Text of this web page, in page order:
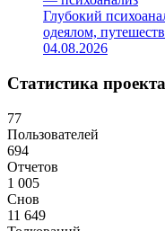
Глубокий
одеялом,
04.08.2026
Статистика проекта
77
Пользователей
694
Отчетов
1 005
Снов
11 649